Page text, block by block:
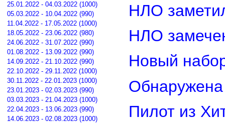
25.01.2022 - 04.03.2022 (1000)
05.03.2022 - 10.04.2022 (990)
11.04.2022 - 17.05.2022 (1000)
18.05.2022 - 23.06.2022 (980)
24.06.2022 - 31.07.2022 (990)
01.08.2022 - 13.09.2022 (990)
14.09.2022 - 21.10.2022 (990)
22.10.2022 - 29.11.2022 (1000)
30.11.2022 - 22.01.2023 (1000)
23.01.2023 - 02.03.2023 (990)
03.03.2023 - 21.04.2023 (1000)
22.04.2023 - 13.06.2023 (990)
14.06.2023 - 02.08.2023 (1000)
НЛО
НЛО
Новый
Обнаружена
Пилот из